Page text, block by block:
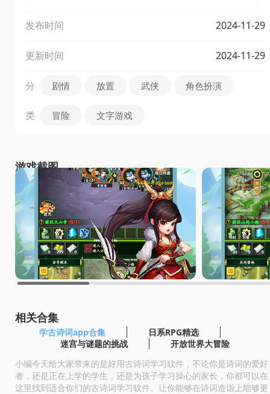
发布时间 2024-11-29
更新时间 2024-11-29
分
类
剧情 放置 武侠 角色扮演
冒险 文字游戏
游戏截图
相关合集
学古诗词app合集
日系RPG精选
迷宫与谜题的挑战
开放世界大冒险
小编今天给大家带来的是好用古诗词学习软件，不论你是诗词的爱好
者，还是正在上学的学生，还是为孩子学习操心的家长，你都可以在
这里找到适合你们的古诗词学习软件。让你能够在诗词造诣上能够更